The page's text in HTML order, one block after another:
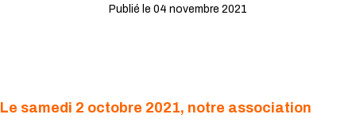
Publié le 04 novembre 2021
Le samedi 2 octobre 2021, notre association